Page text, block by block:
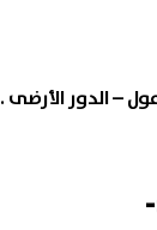
– الدور الأرضى .